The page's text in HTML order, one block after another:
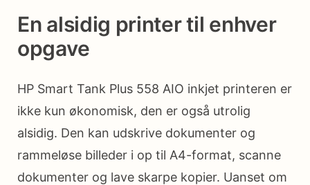
En alsidig printer til enhver
opgave
HP Smart Tank Plus 558 AIO inkjet printeren er
ikke kun økonomisk, den er også utrolig
alsidig. Den kan udskrive dokumenter og
rammeløse billeder i op til A4-format, scanne
dokumenter og lave skarpe kopier. Uanset om